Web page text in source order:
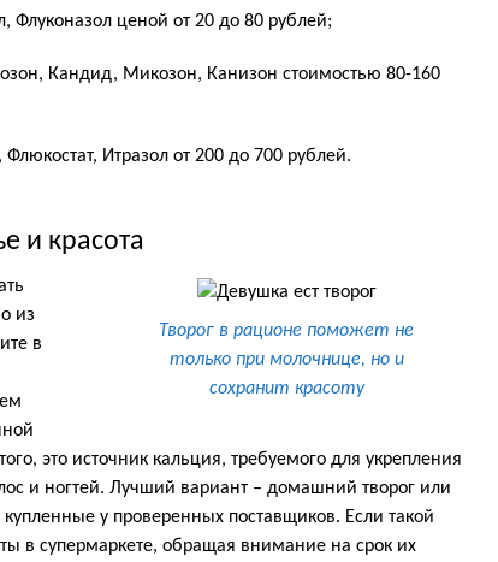
Флуконазол ценой от 20 до 80 рублей;
Кандид, Микозон, Канизон стоимостью 80-160
Итразол от 200 до 700 рублей.
и красота
Творог в рационе поможет не
только при молочнице, но и
сохранит красоту
из
в
это источник кальция, требуемого для укрепления
и ногтей. Лучший вариант – домашний творог или
у проверенных поставщиков. Если такой
в супермаркете, обращая внимание на срок их